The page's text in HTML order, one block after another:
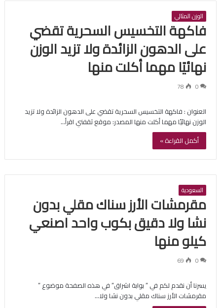
الوزن المثالي
فاكهة التخسيس السحرية تقضي
على الدهون الزائدة ولا تزيد الوزن
نهائيًا مهما أكلت منها
0
78
العنوان : فاكهة التخسيس السحرية تقضي على الدهون الزائدة ولا تزيد
الوزن نهائيًا مهما أكلت منها المصدر: موقع ثقفني اقرأ…
أكمل القراءة »
السعودية
مقرمشات الأرز سناك مقلي بدون
نشا ولا دقيق بكوب واحد اصنعي
كيلو منها
0
69
يسرنا أن نقدم لكم في ” بوابة اشراق” في هذه الصفحة موضوع ”
مقرمشات الأرز سناك مقلي بدون نشا ولا…